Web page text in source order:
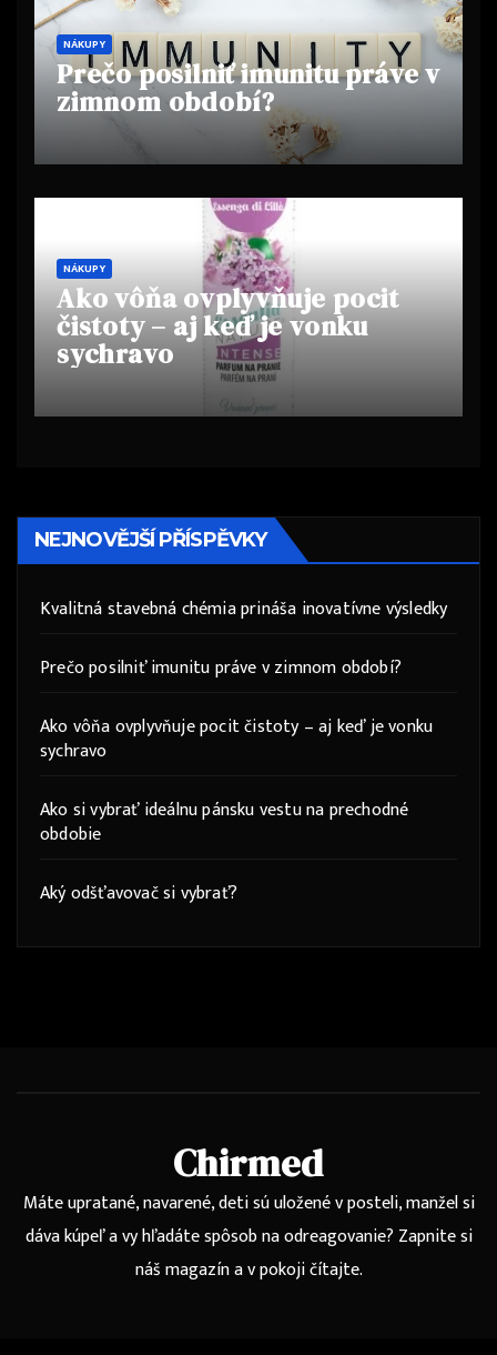
NÁKUPY
Prečo posilniť imunitu práve v
zimnom období?
NÁKUPY
Ako vôňa ovplyvňuje pocit
čistoty – aj keď je vonku
sychravo
NEJNOVĚJŠÍ PŘÍSPĚVKY
Kvalitná stavebná chémia prináša inovatívne výsledky
Prečo posilniť imunitu práve v zimnom období?
Ako vôňa ovplyvňuje pocit čistoty – aj keď je vonku
sychravo
Ako si vybrať ideálnu pánsku vestu na prechodné
obdobie
Aký odšťavovač si vybrať?
Chirmed
Máte upratané, navarené, deti sú uložené v posteli, manžel si
dáva kúpeľ a vy hľadáte spôsob na odreagovanie? Zapnite si
náš magazín a v pokoji čítajte.